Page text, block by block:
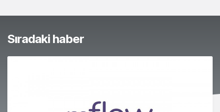
Sıradaki haber